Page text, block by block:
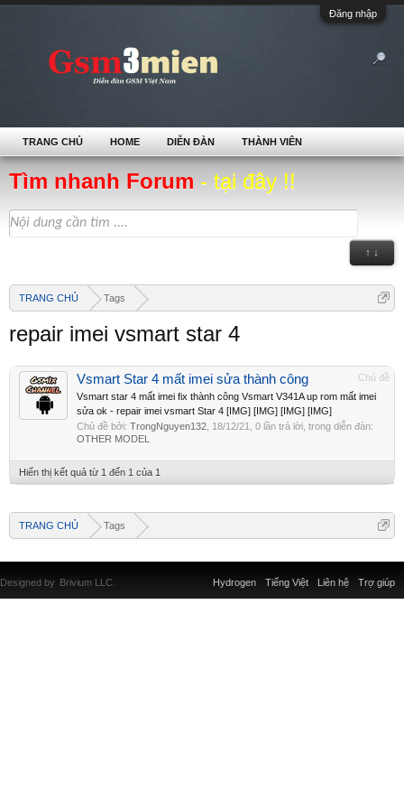
Đăng nhập
Tìm nhanh Forum - tại đây !!
↑ ↓
TRANG CHỦ Tags
repair imei vsmart star 4
Chủ đề
Vsmart Star 4 mất imei sửa thành công
Vsmart star 4 mất imei fix thành công Vsmart V341A up rom mất imei
sửa ok - repair imei vsmart Star 4 [IMG] [IMG] [IMG] [IMG]
Chủ đề bởi: TrongNguyen132 18/12/21
, 0 lần trả lời, trong diễn đàn:
OTHER MODEL
Hiển thị kết quả từ 1 đến 1 của 1
TRANG CHỦ Tags
TRANG CHỦ HOME DIỄN ĐÀN THÀNH VIÊN
Liên hệ Trợ giúp
Hydrogen Tiếng Việt
Designed by Brivium LLC.